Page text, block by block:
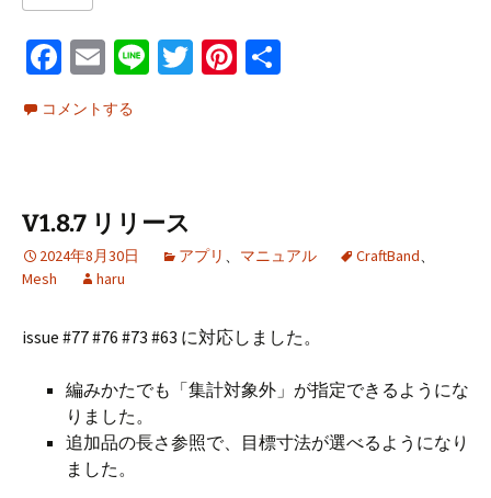
Fa
ce
b
k
E
m
ai
Li T
Pi
コメントする
V1.8.7 リリース
2024年8月30日 アプリ 、 マニュアル CraftBand、
Mesh
haru
issue #77 #76 #73 #63 に対応しました。
編みかたでも「集計対象外」が指定できるようにな
りました。
追加品の長さ参照で、目標寸法が選べるようになり
ました。